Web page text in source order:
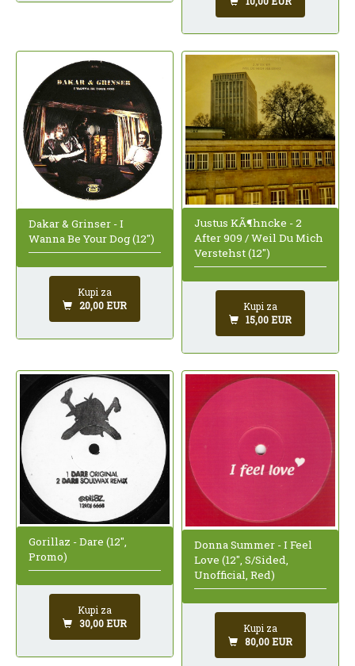
Dakar & Grinser - I
Wanna Be Your Dog (12")
Kupi za
20,00 EUR
Justus KÃ¶hncke - 2
After 909 / Weil Du Mich
Verstehst (12")
Kupi za
15,00 EUR
Gorillaz - Dare (12",
Promo)
Kupi za
30,00 EUR
Donna Summer - I Feel
Love (12", S/Sided,
Unofficial, Red)
Kupi za
80,00 EUR